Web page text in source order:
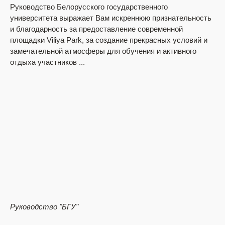
Руководство Белорусского государственного
университета выражает Вам искреннюю признательность
и благодарность за предоставление современной
площадки Viliya Park, за создание прекрасных условий и
замечательной атмосферы для обучения и активного
отдыха участников ...
Руководство "БГУ"